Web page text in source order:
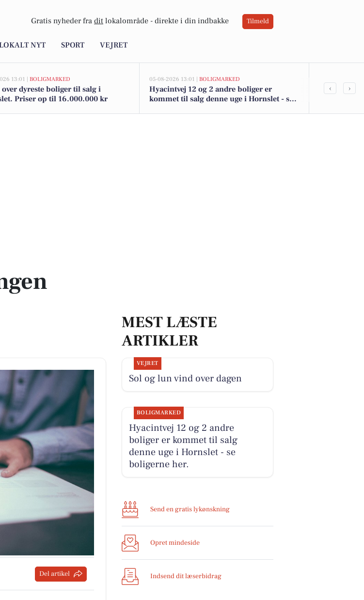
Gratis nyheder fra dit lokalområde - direkte i din indbakke Tilmeld
NYT SPORT VEJRET
13:01 | BOLIGMARKED
over dyreste boliger til salg i
Priser op til 16.000.000 kr
05-08-2026 13:01 | BOLIGMARKED
Hyacintvej 12 og 2 andre boliger er
kommet til salg denne uge i Hornslet - se
Udforsk
‹ ›
Del artikel
MEST LÆSTE
ARTIKLER
VEJRET
Sol og lun vind over dagen
BOLIGMARKED
Hyacintvej 12 og 2 andre
boliger er kommet til salg
denne uge i Hornslet - se
boligerne her.
Send en gratis lykønskning
Opret mindeside
Indsend dit læserbidrag